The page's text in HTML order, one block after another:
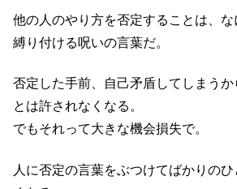
他の人のやり方を否定することは、
縛り付ける呪いの言葉だ。
否定した手前、自己矛盾してしまうか
とは許されなくなる。
でもそれって大きな機会損失で。
人に否定の言葉をぶつけてばかりの